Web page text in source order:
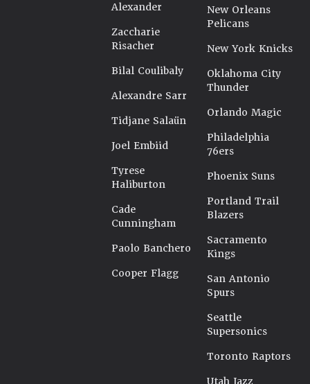
Alexander
Zaccharie
Risacher
Bilal Coulibaly
Alexandre Sarr
Tidjane Salaün
Joel Embiid
Tyrese
Haliburton
Cade
Cunningham
Paolo Banchero
Cooper Flagg
New Orleans
Pelicans
New York Knicks
Oklahoma City
Thunder
Orlando Magic
Philadelphia
76ers
Phoenix Suns
Portland Trail
Blazers
Sacramento
Kings
San Antonio
Spurs
Seattle
Supersonics
Toronto Raptors
Utah Jazz